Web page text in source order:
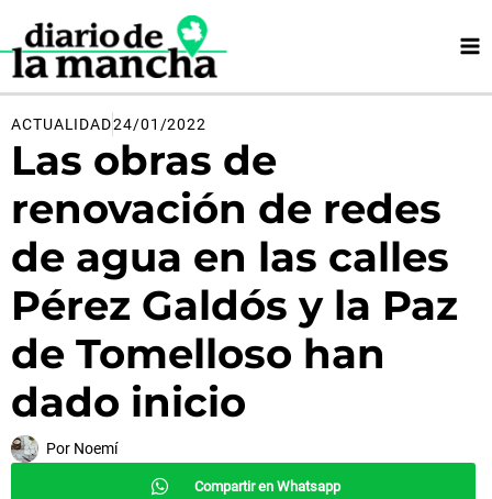
contenido
ACTUALIDAD24/01/2022
Las obras de
renovación de redes
de agua en las calles
Pérez Galdós y la Paz
de Tomelloso han
dado inicio
Por Noemí
Compartir en Whatsapp